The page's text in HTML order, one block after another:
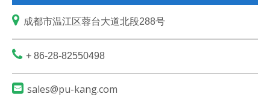
 成都市温江区蓉台大道北段288号
 + 86-28-82550498
 sales@pu-kang.com